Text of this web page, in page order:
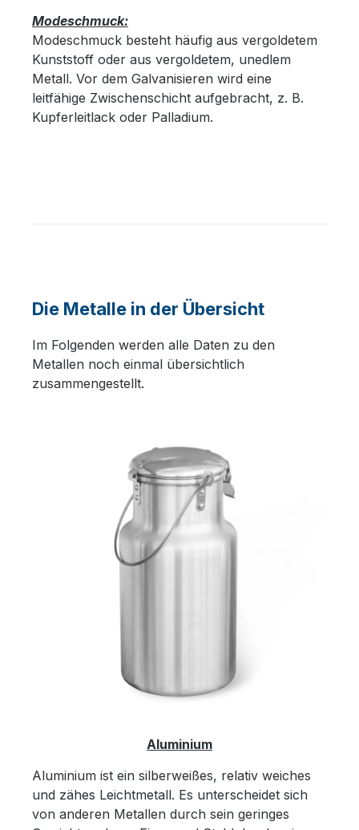
Modeschmuck:
Modeschmuck besteht häufig aus vergoldetem
Kunststoff oder aus vergoldetem, unedlem
Metall. Vor dem Galvanisieren wird eine
leitfähige Zwischenschicht aufgebracht, z. B.
Kupferleitlack oder Palladium.
Die Metalle in der Übersicht
Im Folgenden werden alle Daten zu den
Metallen noch einmal übersichtlich
zusammengestellt.
Aluminium
Aluminium ist ein silberweißes, relativ weiches
und zähes Leichtmetall. Es unterscheidet sich
von anderen Metallen durch sein geringes